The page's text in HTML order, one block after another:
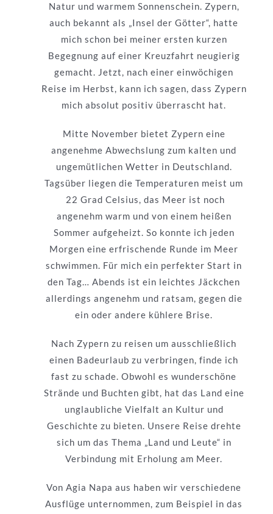
Natur und warmem Sonnenschein. Zypern,
auch bekannt als „Insel der Götter“, hatte
mich schon bei meiner ersten kurzen
Begegnung auf einer Kreuzfahrt neugierig
gemacht. Jetzt, nach einer einwöchigen
Reise im Herbst, kann ich sagen, dass Zypern
mich absolut positiv überrascht hat.
Mitte November bietet Zypern eine
angenehme Abwechslung zum kalten und
ungemütlichen Wetter in Deutschland.
Tagsüber liegen die Temperaturen meist um
22 Grad Celsius, das Meer ist noch
angenehm warm und von einem heißen
Sommer aufgeheizt. So konnte ich jeden
Morgen eine erfrischende Runde im Meer
schwimmen. Für mich ein perfekter Start in
den Tag… Abends ist ein leichtes Jäckchen
allerdings angenehm und ratsam, gegen die
ein oder andere kühlere Brise.
Nach Zypern zu reisen um ausschließlich
einen Badeurlaub zu verbringen, finde ich
fast zu schade. Obwohl es wunderschöne
Strände und Buchten gibt, hat das Land eine
unglaubliche Vielfalt an Kultur und
Geschichte zu bieten. Unsere Reise drehte
sich um das Thema „Land und Leute“ in
Verbindung mit Erholung am Meer.
Von Agia Napa aus haben wir verschiedene
Ausflüge unternommen, zum Beispiel in das